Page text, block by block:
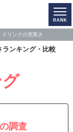
ドリンクの充実さ
ランキング・比較
調査